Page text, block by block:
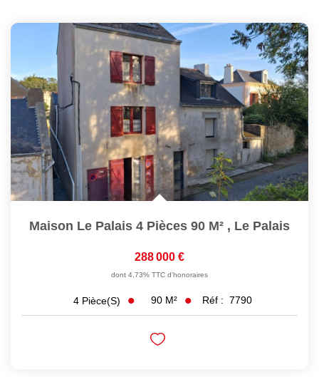
Maison Le Palais 4 Pièces 90 M² , Le Palais
288 000 €
dont 4,73% TTC d'honoraires
4 Pièce(s) 90 M² Réf : 7790